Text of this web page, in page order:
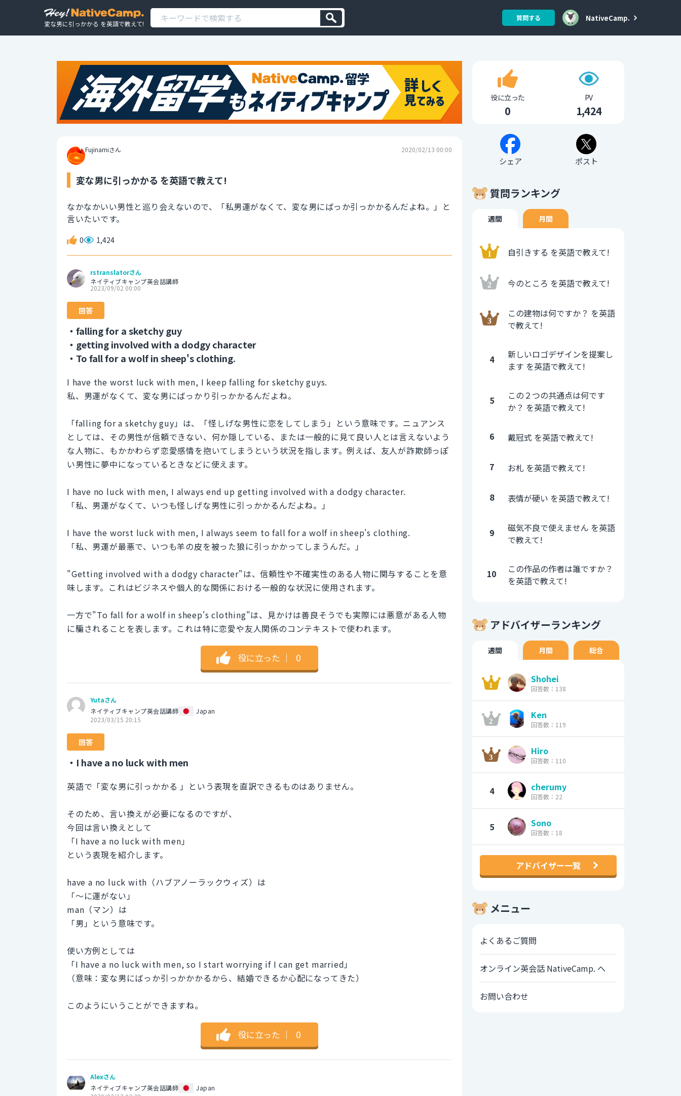
変な男に引っかかる を英語で教えて!
質問する NativeCamp.
Fujinamiさん 2020/02/13 00:00
変な男に引っかかる を英語で教えて!
なかなかいい男性と巡り会えないので、「私男運がなくて、変な男にばっか引っかかるんだよね。」と
言いたいです。
0 1,424
rstranslatorさん
ネイティブキャンプ英会話講師
2023/09/02 00:00
回答
・falling for a sketchy guy
・getting involved with a dodgy character
・To fall for a wolf in sheep's clothing.
I have the worst luck with men, I keep falling for sketchy guys.
私、男運がなくて、変な男にばっかり引っかかるんだよね。
「falling for a sketchy guy」は、「怪しげな男性に恋をしてしまう」という意味です。ニュアンス
としては、その男性が信頼できない、何か隠している、または一般的に見て良い人とは言えないよう
な人物に、もかかわらず恋愛感情を抱いてしまうという状況を指します。例えば、友人が詐欺師っぽ
い男性に夢中になっているときなどに使えます。
I have no luck with men, I always end up getting involved with a dodgy character.
「私、男運がなくて、いつも怪しげな男性に引っかかるんだよね。」
I have the worst luck with men, I always seem to fall for a wolf in sheep's clothing.
「私、男運が最悪で、いつも羊の皮を被った狼に引っかかってしまうんだ。」
"Getting involved with a dodgy character"は、信頼性や不確実性のある人物に関与することを意
味します。これはビジネスや個人的な関係における一般的な状況に使用されます。
一方で"To fall for a wolf in sheep's clothing"は、見かけは善良そうでも実際には悪意がある人物
に騙されることを表します。これは特に恋愛や友人関係のコンテキストで使われます。
役に立った ｜ 0
Yutaさん
ネイティブキャンプ英会話講師
Japan
2023/03/15 20:15
回答
・I have a no luck with men
英語で「変な男に引っかかる 」という表現を直訳できるものはありません。
そのため、言い換えが必要になるのですが、
今回は言い換えとして
「I have a no luck with men」
という表現を紹介します。
have a no luck with（ハブアノーラックウィズ）は
「〜に運がない」
man（マン）は
「男」という意味です。
使い方例としては
「I have a no luck with men, so I start worrying if I can get married」
（意味：変な男にばっか引っかかかるから、結婚できるか心配になってきた）
このようにいうことができますね。
役に立った ｜ 0
Alexさん
ネイティブキャンプ英会話講師
Japan
役に立った
0
PV
1,424
シェア ポスト
質問ランキング
週間 月間
自引きする を英語で教えて!
今のところ を英語で教えて!
この建物は何ですか？ を英語
で教えて!
4
新しいロゴデザインを提案し
ます を英語で教えて!
5
この２つの共通点は何です
か？ を英語で教えて!
6 戴冠式 を英語で教えて!
7 お札 を英語で教えて!
8 表情が硬い を英語で教えて!
9
磁気不良で使えません を英語
で教えて!
10
この作品の作者は誰ですか？
を英語で教えて!
アドバイザーランキング
週間 月間 総合
Shohei
回答数：138
Ken
回答数：119
Hiro
回答数：110
4 cherumy
回答数：22
5 Sono
回答数：18
アドバイザー一覧
メニュー
よくあるご質問
オンライン英会話 NativeCamp. へ
お問い合わせ